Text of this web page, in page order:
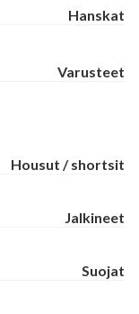
Hanskat
Varusteet
Housut / shortsit
Jalkineet
Suojat